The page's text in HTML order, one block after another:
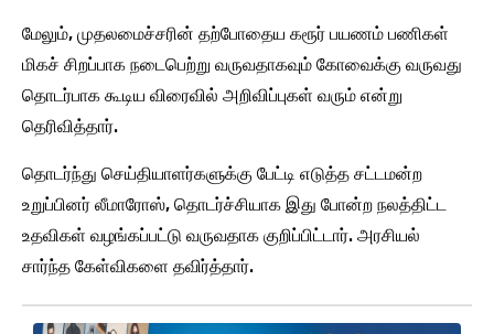
மேலும், முதலமைச்சரின் தற்போதைய கரூர் பயணம் பணிகள்
மிகச் சிறப்பாக நடைபெற்று வருவதாகவும் கோவைக்கு வருவது
தொடர்பாக கூடிய விரைவில் அறிவிப்புகள் வரும் என்று
தெரிவித்தார்.
தொடர்ந்து செய்தியாளர்களுக்கு பேட்டி எடுத்த சட்டமன்ற
உறுப்பினர் லீமாரோஸ், தொடர்ச்சியாக இது போன்ற நலத்திட்ட
உதவிகள் வழங்கப்பட்டு வருவதாக குறிப்பிட்டார். அரசியல்
சார்ந்த கேள்விகளை தவிர்த்தார்.